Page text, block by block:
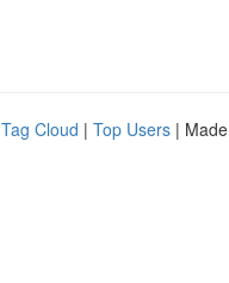
Tag Cloud | Top Users |